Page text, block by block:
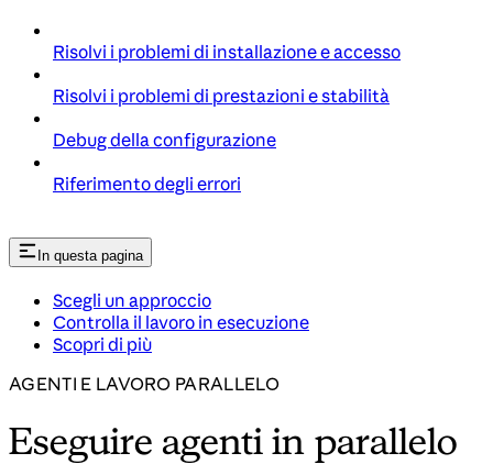
Risolvi i problemi di installazione e accesso
Risolvi i problemi di prestazioni e stabilità
Debug della configurazione
Riferimento degli errori
In questa pagina
Scegli un approccio
Controlla il lavoro in esecuzione
Scopri di più
AGENTI E LAVORO PARALLELO
Eseguire agenti in parallelo